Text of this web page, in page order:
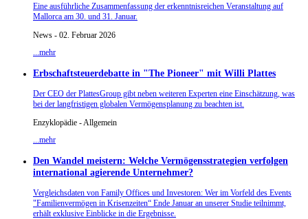
Eine ausführliche Zusammenfassung der erkenntnisreichen Veranstaltung auf
Mallorca am 30. und 31. Januar.
News - 02. Februar 2026
...mehr
Erbschaftsteuerdebatte in "The Pioneer" mit Willi Plattes
Der CEO der PlattesGroup gibt neben weiteren Experten eine Einschätzung, was
bei der langfristigen globalen Vermögensplanung zu beachten ist.
Enzyklopädie - Allgemein
...mehr
Den Wandel meistern: Welche Vermögensstrategien verfolgen
international agierende Unternehmer?
Vergleichsdaten von Family Offices und Investoren: Wer im Vorfeld des Events
"Familienvermögen in Krisenzeiten“ Ende Januar an unserer Studie teilnimmt,
erhält exklusive Einblicke in die Ergebnisse.